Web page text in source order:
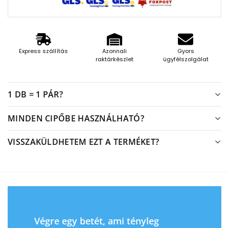
Express szállítás
Azonnali
raktárkészlet
Gyors
ügyfélszolgálat
1 DB = 1 PÁR?
MINDEN CIPŐBE HASZNÁLHATÓ?
VISSZAKÜLDHETEM EZT A TERMÉKET?
Végre egy betét, ami tényleg